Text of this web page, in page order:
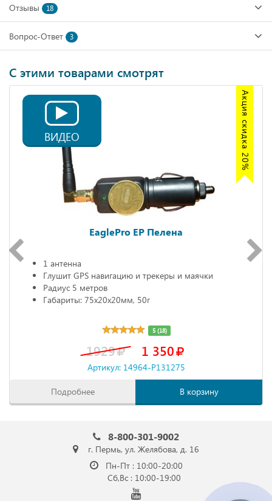
Отзывы 18
Вопрос-Ответ 3
С этими товарами смотрят
Акция скидка 20%
ВИДЕО
EaglePro EP Пелена
1 антенна
Глушит GPS навигацию и трекеры и маячки
Радиус 5 метров
Габариты: 75х20х20мм, 50г
5 (18)
1929 1 350
Артикул: 14964-P131275
Подробнее В корзину
8-800-301-9002
г. Пермь, ул. Желябова, д. 16
Пн-Пт : 10:00-20:00
Сб,Вс : 10:00-19:00